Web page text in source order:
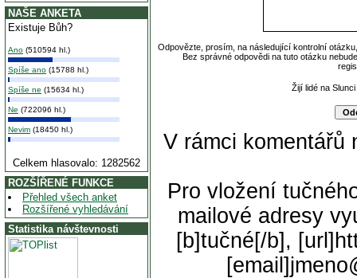
NAŠE ANKETA
Existuje Bůh?
Ano (510594 hl.)
Spíše ano (15788 hl.)
Spíše ne (15634 hl.)
Ne (722096 hl.)
Nevim (18450 hl.)
Celkem hlasovalo: 1282562
ROZŠÍŘENÉ FUNKCE
Přehled všech anket
Rozšířené vyhledávání
Statistika návštevnosti
Odpovězte, prosím, na následující kontrolní
Bez správné odpovědi na tuto otázku
Žijí lidé na
V rámci komentářů
Pro vložení
mailové adresy
[b]tučné[/b],